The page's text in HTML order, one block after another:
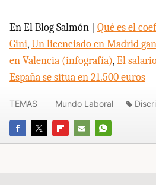
En El Blog Salmón | Qué es el
Gini,Un licenciado en Madrid
en Valencia (infografía),El
España se situa en 21.500 euros
FACEBOOK
TWITTERFLIPBOARD
E-
WHATSAPP
TEMAS Mundo Laboral